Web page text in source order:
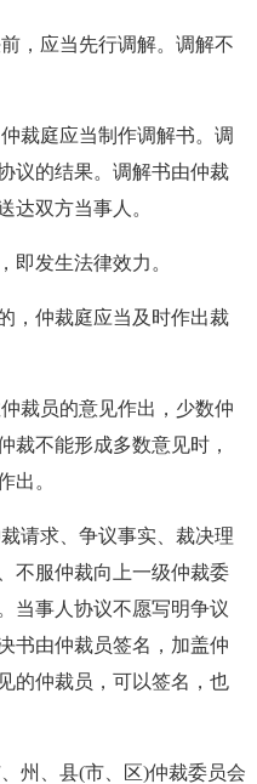
，应当先行调解。调解不
裁庭应当制作调解书。调
议的结果。调解书由仲裁
达双方当事人。
即发生法律效力。
，仲裁庭应当及时作出裁
裁员的意见作出，少数仲
裁不能形成多数意见时，
出。
请求、争议事实、裁决理
不服仲裁向上一级仲裁委
当事人协议不愿写明争议
书由仲裁员签名，加盖仲
的仲裁员，可以签名，也
州、县(市、区)仲裁委员会